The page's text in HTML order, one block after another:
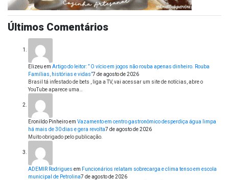
Últimos Comentários
Elizeu em Artigo do leitor: ” O vício em jogos não rouba apenas dinheiro. Rouba
Famílias, histórias e vidas”7 de agosto de 2026
Brasil tá infestado de bets , liga a TV, vai acessar um site de notícias, abre o
YouTube aparece uma…
Eronildo Pinheiroem Vazamento em centro gastronômico desperdiça água limpa
há mais de 30 dias e gera revolta7 de agosto de 2026
Muito obrigado pelo publicação.
ADEMIR Rodrigues em Funcionários relatam sobrecarga e clima tenso em escola
municipal de Petrolina7 de agosto de 2026